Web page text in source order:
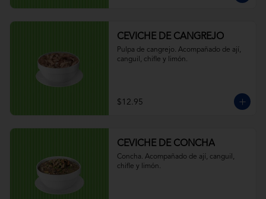
CEVICHE DE CANGREJO
Pulpa de cangrejo. Acompañado de ají,
canguil, chifle y limón.
$12.95
CEVICHE DE CONCHA
Concha. Acompañado de ají, canguil,
chifle y limón.